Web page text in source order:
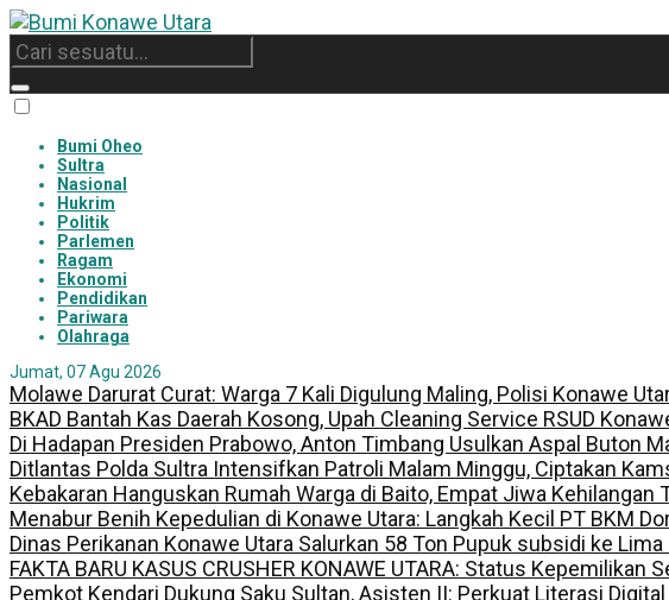
Bumi Oheo
Sultra
Nasional
Hukrim
Politik
Parlemen
Ragam
Ekonomi
Pendidikan
Pariwara
Olahraga
Jumat, 07 Agu 2026
Molawe Darurat Curat: Warga 7 Kali Digulung Maling, Polisi Konawe
BKAD Bantah Kas Daerah Kosong, Upah Cleaning Service RSUD
Di Hadapan Presiden Prabowo, Anton Timbang Usulkan Aspal Buton
Ditlantas Polda Sultra Intensifkan Patroli Malam Minggu, Ciptakan
Kebakaran Hanguskan Rumah Warga di Baito, Empat Jiwa
Menabur Benih Kepedulian di Konawe Utara: Langkah Kecil PT BKM
Dinas Perikanan Konawe Utara Salurkan 58 Ton Pupuk subsidi ke
FAKTA BARU KASUS CRUSHER KONAWE UTARA: Status
Pemkot Kendari Dukung Saku Sultan, Asisten II: Perkuat Literasi